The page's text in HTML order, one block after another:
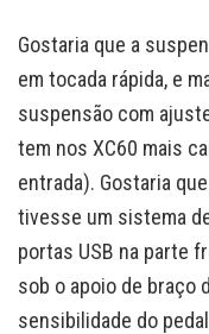
Gostaria que a
em tocada rápida, e
suspensão com
tem nos XC60 mais
entrada). Gostaria
tivesse um sistema
portas USB na parte
sob o apoio de braço
sensibilidade do